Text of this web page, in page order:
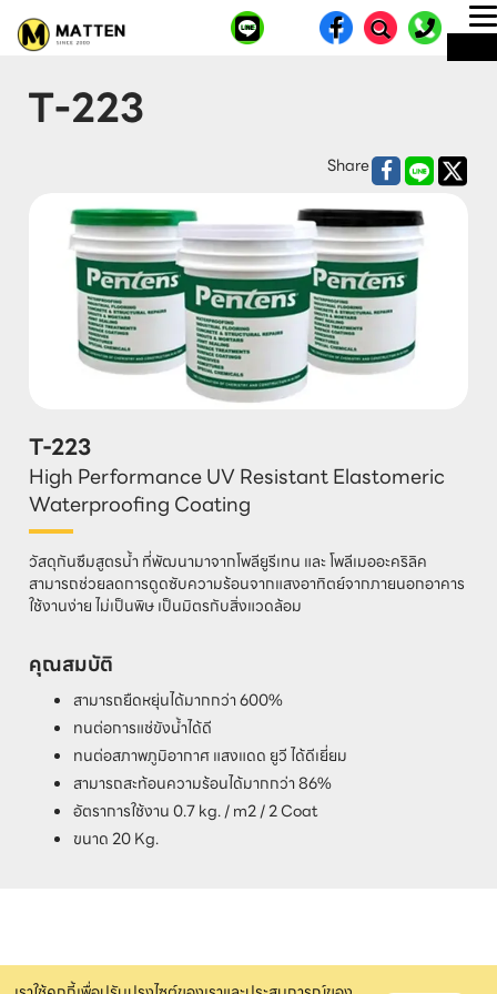
T-223
Share
T-223
High Performance UV Resistant Elastomeric
Waterproofing Coating
วัสดุกันซึมสูตรน้ำ ที่พัฒนามาจากโพลียูรีเทน และ โพลีเมออะคริลิค
สามารถช่วยลดการดูดซับความร้อนจากแสงอาทิตย์จากภายนอกอาคาร
ใช้งานง่าย ไม่เป็นพิษ เป็นมิตรกับสิ่งแวดล้อม
คุณสมบัติ
สามารถยืดหยุ่นได้มากกว่า 600%
ทนต่อการแช่ขังน้ำได้ดี
ทนต่อสภาพภูมิอากาศ แสงแดด ยูวี ได้ดีเยี่ยม
สามารถสะท้อนความร้อนได้มากกว่า 86%
อัตราการใช้งาน 0.7 kg. / m2 / 2 Coat
ขนาด 20 Kg.